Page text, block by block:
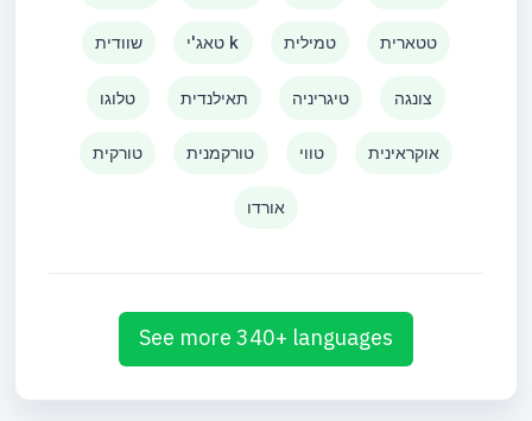
שוודית טאג'י k טמילית טטארית
טלוגו תאילנדית טיגריניה צונגה
טורקית טורקמנית טווי אוקראינית
אורדו
See more 340+ languages